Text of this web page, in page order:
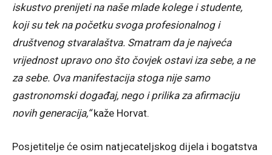
iskustvo prenijeti na naše mlade kolege i studente,
koji su tek na početku svoga profesionalnog i
društvenog stvaralaštva. Smatram da je najveća
vrijednost upravo ono što čovjek ostavi iza sebe, a ne
za sebe. Ova manifestacija stoga nije samo
gastronomski događaj, nego i prilika za afirmaciju
novih generacija,“kaže Horvat.
Posjetitelje će osim natjecateljskog dijela i bogatstva